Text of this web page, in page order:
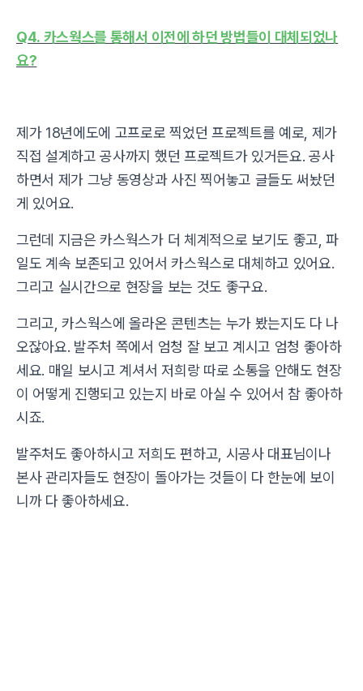
Q4. 카스웍스를 통해서 이전에 하던 방법들이 대체되었나
요?
제가 18년에도에 고프로로 찍었던 프로젝트를 예로, 제가
직접 설계하고 공사까지 했던 프로젝트가 있거든요. 공사
하면서 제가 그냥 동영상과 사진 찍어놓고 글들도 써놨던
게 있어요.
그런데 지금은 카스웍스가 더 체계적으로 보기도 좋고, 파
일도 계속 보존되고 있어서 카스웍스로 대체하고 있어요.
그리고 실시간으로 현장을 보는 것도 좋구요.
그리고, 카스웍스에 올라온 콘텐츠는 누가 봤는지도 다 나
오잖아요. 발주처 쪽에서 엄청 잘 보고 계시고 엄청 좋아하
세요. 매일 보시고 계셔서 저희랑 따로 소통을 안해도 현장
이 어떻게 진행되고 있는지 바로 아실 수 있어서 참 좋아하
시죠.
발주처도 좋아하시고 저희도 편하고, 시공사 대표님이나
본사 관리자들도 현장이 돌아가는 것들이 다 한눈에 보이
니까 다 좋아하세요.